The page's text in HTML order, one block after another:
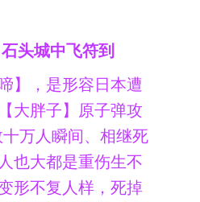
头城中飞符到
】，是形容日本遭
大胖子】原子弹攻
万人瞬间、相继死
也大都是重伤生不
形不复人样，死掉